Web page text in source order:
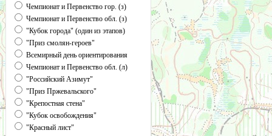
Чемпионат и Первенство гор. (з)
Чемпионат и Первенство обл. (з)
"Кубок города" (один из этапов)
"Приз смолян-героев"
Всемирный день ориентирования
Чемпионат и Первенство обл. (л)
"Российский Азимут"
"Приз Пржевальского"
"Крепостная стена"
"Кубок освобождения"
"Красный лист"